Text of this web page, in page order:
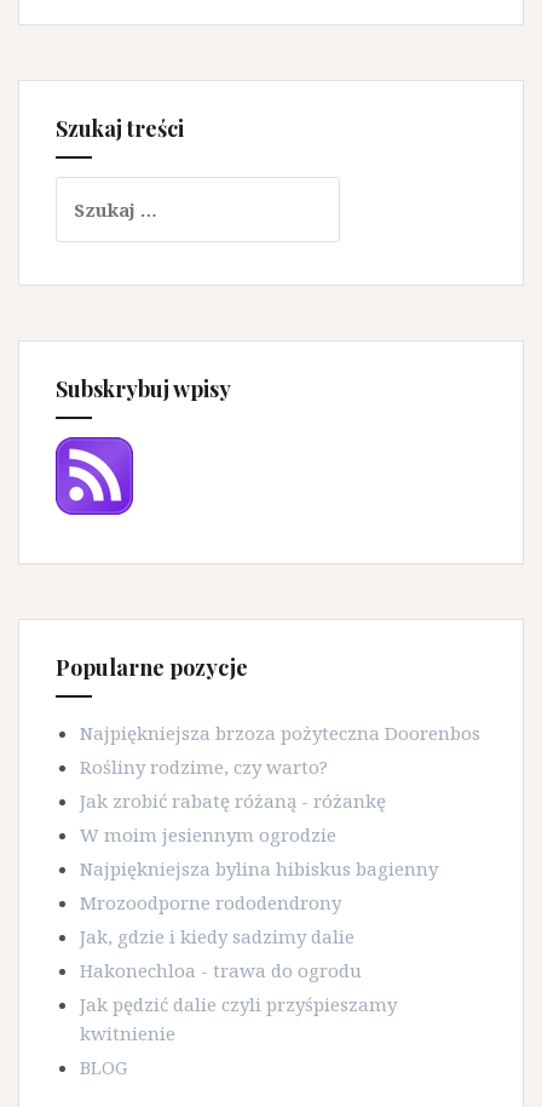
Szukaj treści
Subskrybuj wpisy
Popularne pozycje
Najpiękniejsza brzoza pożyteczna Doorenbos
Rośliny rodzime, czy warto?
Jak zrobić rabatę różaną - różankę
W moim jesiennym ogrodzie
Najpiękniejsza bylina hibiskus bagienny
Mrozoodporne rododendrony
Jak, gdzie i kiedy sadzimy dalie
Hakonechloa - trawa do ogrodu
Jak pędzić dalie czyli przyśpieszamy
kwitnienie
BLOG